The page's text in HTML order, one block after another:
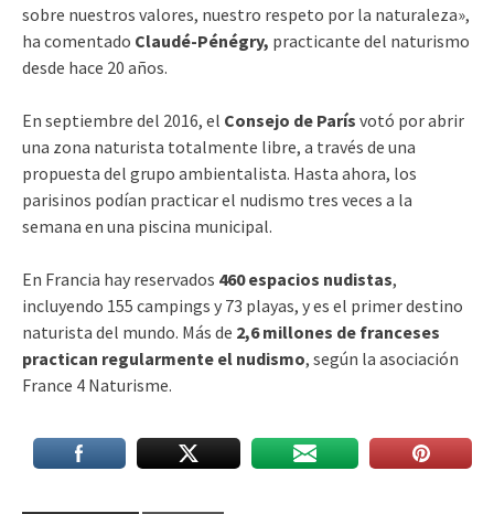
sobre nuestros valores, nuestro respeto por la naturaleza»,
ha comentado Claudé-Pénégry, practicante del naturismo
desde hace 20 años.
En septiembre del 2016, el Consejo de París votó por abrir
una zona naturista totalmente libre, a través de una
propuesta del grupo ambientalista. Hasta ahora, los
parisinos podían practicar el nudismo tres veces a la
semana en una piscina municipal.
En Francia hay reservados 460 espacios nudistas,
incluyendo 155 campings y 73 playas, y es el primer destino
naturista del mundo. Más de 2,6 millones de franceses
practican regularmente el nudismo, según la asociación
France 4 Naturisme.